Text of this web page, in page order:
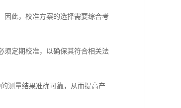
因此，校准方案的选择需要综合考
须定期校准，以确保其符合相关法
测量结果准确可靠，从而提高产